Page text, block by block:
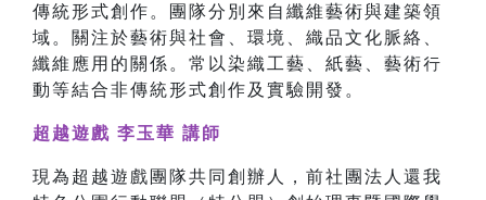
傳統形式創作。團隊分別來⾃纖維藝術與建築領
域。關注於藝術與社會、環境、織品⽂化脈絡、
纖維應⽤的關係。常以染織工藝、紙藝、藝術行
動等結合非傳統形式創作及實驗開發。
超越遊戲 李玉華 講師
現為超越遊戲團隊共同創辦人，前社團法人還我